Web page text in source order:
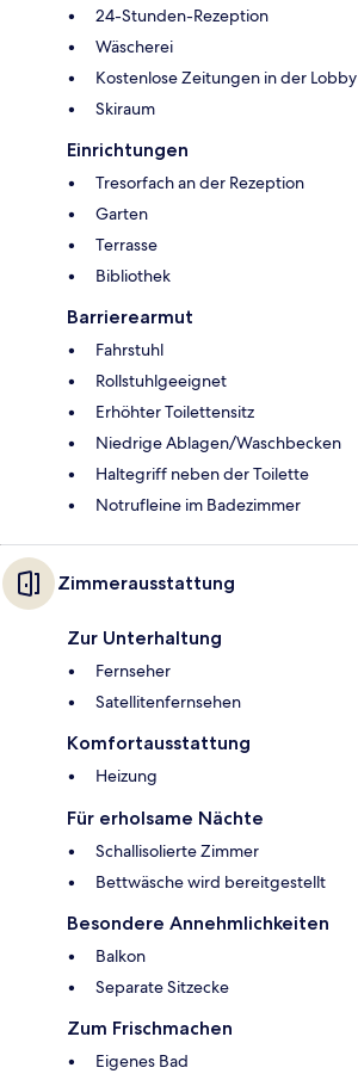
24-Stunden-Rezeption
Wäscherei
Kostenlose Zeitungen in der Lobby
Skiraum
Einrichtungen
Tresorfach an der Rezeption
Garten
Terrasse
Bibliothek
Barrierearmut
Fahrstuhl
Rollstuhlgeeignet
Erhöhter Toilettensitz
Niedrige Ablagen/Waschbecken
Haltegriff neben der Toilette
Notrufleine im Badezimmer
Zimmerausstattung
Zur Unterhaltung
Fernseher
Satellitenfernsehen
Komfortausstattung
Heizung
Für erholsame Nächte
Schallisolierte Zimmer
Bettwäsche wird bereitgestellt
Besondere Annehmlichkeiten
Balkon
Separate Sitzecke
Zum Frischmachen
Eigenes Bad